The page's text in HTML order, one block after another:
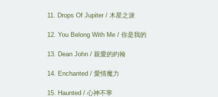
11. Drops Of Jupiter / 木星之淚
12. You Belong With Me / 你是我的
13. Dean John / 親愛的約翰
14. Enchanted / 愛情魔力
15. Haunted / 心神不寧